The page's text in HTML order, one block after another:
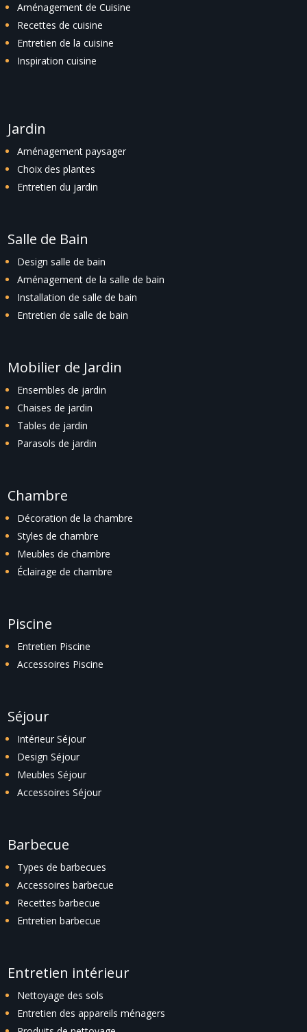
Aménagement de Cuisine
Recettes de cuisine
Entretien de la cuisine
Inspiration cuisine
Jardin
Aménagement paysager
Choix des plantes
Entretien du jardin
Salle de Bain
Design salle de bain
Aménagement de la salle de bain
Installation de salle de bain
Entretien de salle de bain
Mobilier de Jardin
Ensembles de jardin
Chaises de jardin
Tables de jardin
Parasols de jardin
Chambre
Décoration de la chambre
Styles de chambre
Meubles de chambre
Éclairage de chambre
Piscine
Entretien Piscine
Accessoires Piscine
Séjour
Intérieur Séjour
Design Séjour
Meubles Séjour
Accessoires Séjour
Barbecue
Types de barbecues
Accessoires barbecue
Recettes barbecue
Entretien barbecue
Entretien intérieur
Nettoyage des sols
Entretien des appareils ménagers